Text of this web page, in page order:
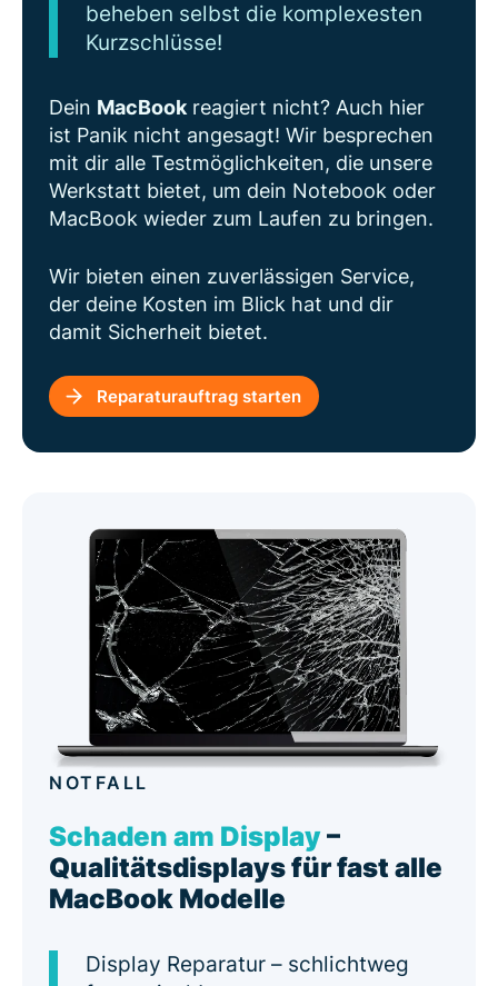
beheben selbst die komplexesten
Kurzschlüsse!
Dein MacBookreagiert nicht? Auch hier
ist Panik nicht angesagt! Wir besprechen
mit dir alle Testmöglichkeiten, die unsere
Werkstatt bietet, um dein Notebook oder
MacBook wieder zum Laufen zu bringen.
Wir bieten einen zuverlässigen Service,
der deine Kosten im Blick hat und dir
damit Sicherheit bietet.
Reparaturauftrag starten
NOTFALL
Schaden am Display–
Qualitätsdisplays für fast alle
MacBook Modelle
Display Reparatur – schlichtweg